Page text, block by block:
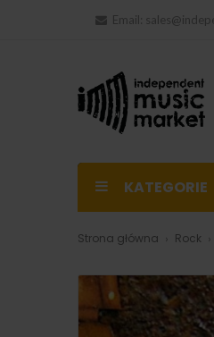
Email:
KATEGORIE
Strona główna Rock